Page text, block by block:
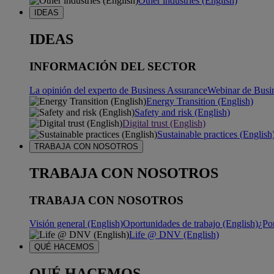
IDEAS
IDEAS
INFORMACIÓN DEL SECTOR
La opinión del experto de Business AssuranceWebinar de
Energy Transition (English)
Safety and risk (English)
Digital trust (English)
Sustainable practices
TRABAJA CON NOSOTROS
TRABAJA CON NOSOTROS
TRABAJA CON NOSOTROS
Visión general (English)Oportunidades de trabajo (English)
Life @ DNV (English)
QUÉ HACEMOS